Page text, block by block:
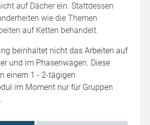
auf Dächer ein. Stattdessen
wie die Themen
auf Ketten behandelt.
beinhaltet nicht das Arbeiten auf
und im Phasenwagen. Diese
einem 1 - 2-tägigen
im Moment nur für Gruppen